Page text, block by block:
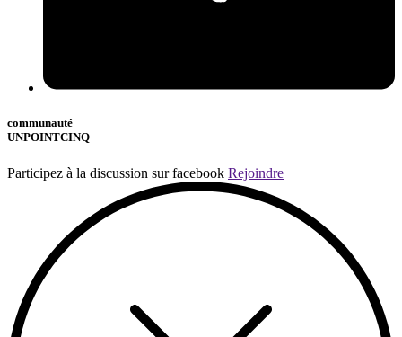
communauté
UNPOINTCINQ
Participez à la discussion sur facebook Rejoindre